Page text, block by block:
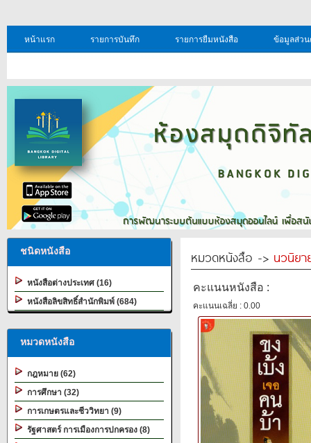
หน้าแรก รายการบันทึก รายการยืมหนังสือ ข้อมูลส่ว
ชนิดหนังสือ
หนังสือต่างประเทศ (16)
หนังสือลิขสิทธิ์สำนักพิมพ์ (684)
หมวดหนังสือ
กฎหมาย (62)
การศึกษา (32)
การเกษตรและชีววิทยา (9)
รัฐศาสตร์ การเมืองการปกครอง (8)
หมวดหนังสือ -> นวนิยา
คะแนนหนังสือ :
คะแนนเฉลี่ย : 0.00